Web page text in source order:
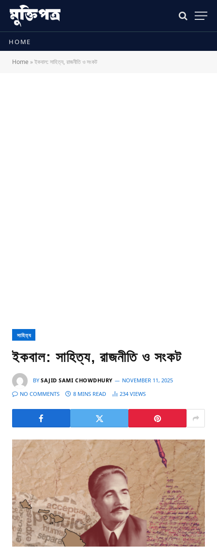
HOME
Home »ইকবাল: সাহিত্য, রাজনীতি ও সংকট
সাহিত্য
ইকবাল: সাহিত্য, রাজনীতি ও সংকট
BY SAJID SAMI CHOWDHURY
NOVEMBER 11, 2025
NO COMMENTS
8 MINS READ 234 VIEWS